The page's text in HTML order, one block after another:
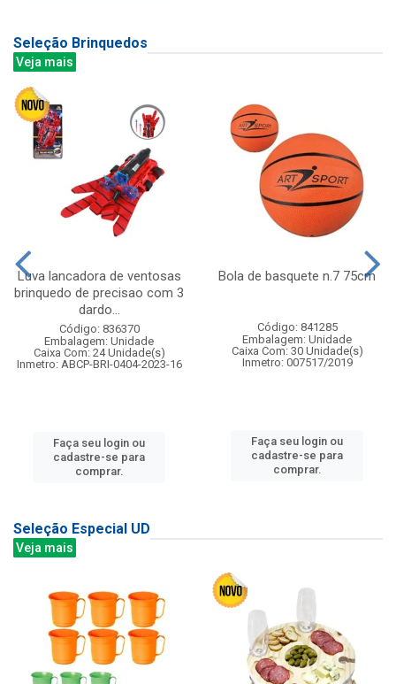
Seleção Brinquedos
Veja mais
Luva lancadora de ventosas
brinquedo de precisao com 3
dardo...
Código: 836370
Embalagem: Unidade
Caixa Com: 24 Unidade(s)
Inmetro: ABCP-BRI-0404-2023-16
Faça seu login ou
cadastre-se para
comprar.
Bola de basquete n.7 75cm
Código: 841285
Embalagem: Unidade
Caixa Com: 30 Unidade(s)
Inmetro: 007517/2019
Faça seu login ou
cadastre-se para
comprar.
Seleção Especial UD
Veja mais